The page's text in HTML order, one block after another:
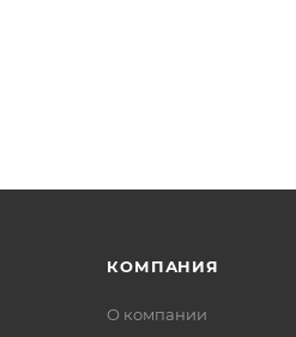
КОМПАНИЯ
О компании